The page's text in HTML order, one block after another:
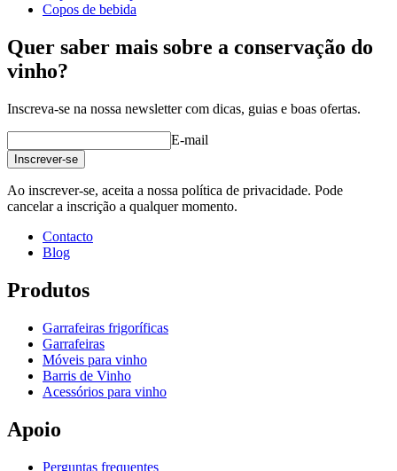
Copos de bebida
Quer saber mais sobre a conservação do
vinho?
Inscreva-se na nossa newsletter com dicas, guias e boas ofertas.
E-mail
Inscrever-se
Ao inscrever-se, aceita a nossa política de privacidade. Pode
cancelar a inscrição a qualquer momento.
Contacto
Blog
Produtos
Garrafeiras frigoríficas
Garrafeiras
Móveis para vinho
Barris de Vinho
Acessórios para vinho
Apoio
Perguntas frequentes